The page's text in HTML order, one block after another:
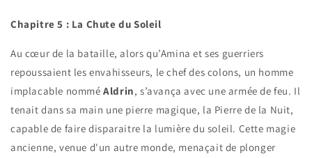
Chapitre 5 : La Chute du Soleil
Au cœur de la bataille, alors qu’Amina et ses guerriers
repoussaient les envahisseurs, le chef des colons, un homme
implacable nomméAldrin, s’avança avec une armée de feu. Il
tenait dans sa main une pierre magique, la Pierre de la Nuit,
capable de faire disparaitre la lumière du soleil. Cette magie
ancienne, venue d'un autre monde, menaçait de plonger